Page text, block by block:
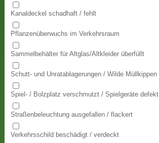
Kanaldeckel schadhaft / fehlt
Pflanzenüberwuchs im Verkehrsraum
Sammelbehälter für Altglas/Altkleider überfüllt
Schutt- und Unratablagerungen / Wilde Müllkippen
Spiel- / Bolzplatz verschmutzt / Spielgeräte defekt
Straßenbeleuchtung ausgefallen / flackert
Verkehrsschild beschädigt / verdeckt